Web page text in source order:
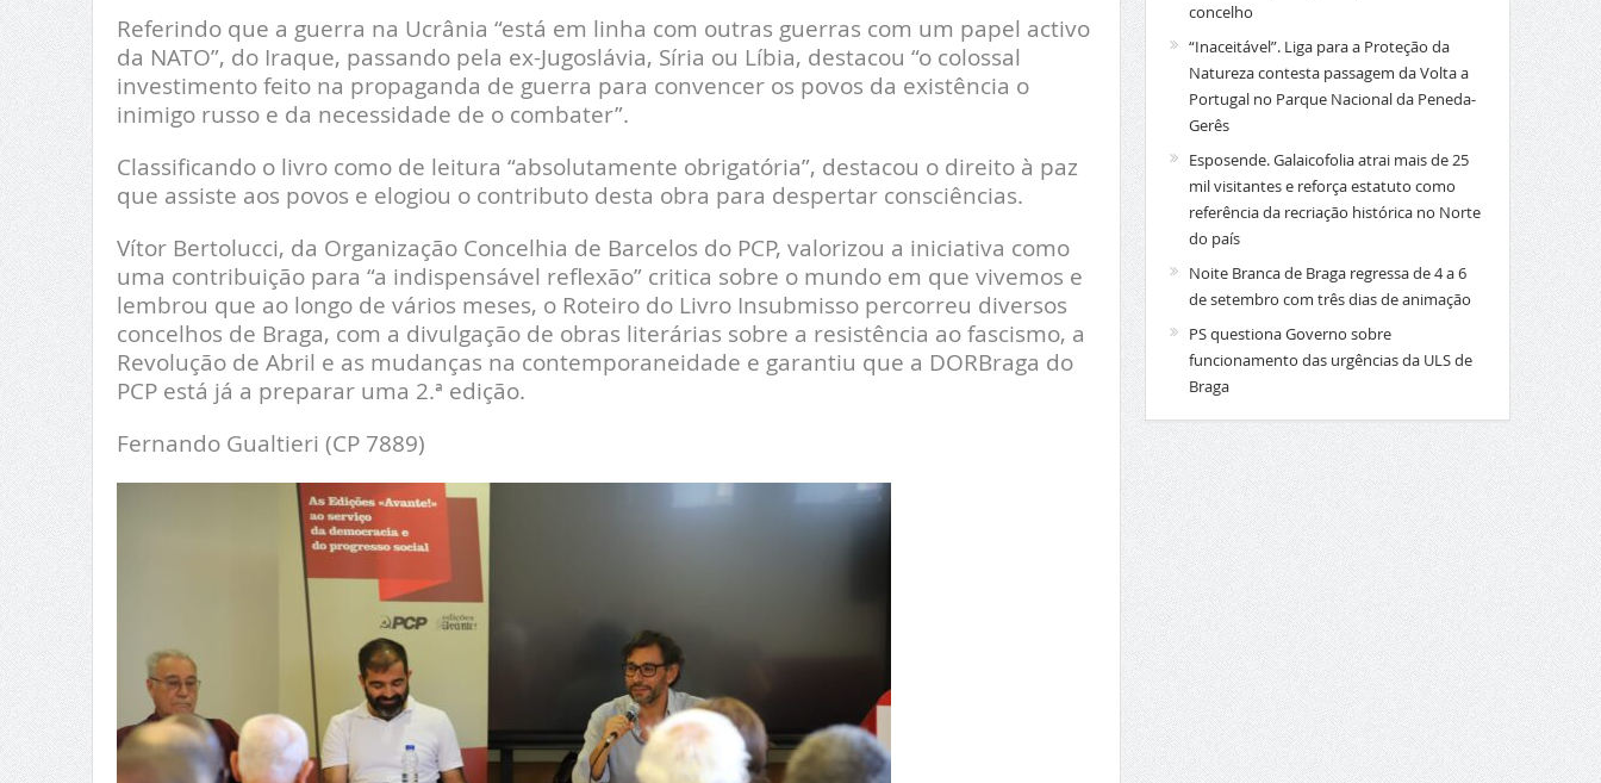
Referindo que a guerra na Ucrânia “está em linha com outras guerras com um papel activo
da NATO”, do Iraque, passando pela ex-Jugoslávia, Síria ou Líbia, destacou “o colossal
investimento feito na propaganda de guerra para convencer os povos da existência o
inimigo russo e da necessidade de o combater”.
Classificando o livro como de leitura “absolutamente obrigatória”, destacou o direito à paz
que assiste aos povos e elogiou o contributo desta obra para despertar consciências.
Vítor Bertolucci, da Organização Concelhia de Barcelos do PCP, valorizou a iniciativa como
uma contribuição para “a indispensável reflexão” critica sobre o mundo em que vivemos e
lembrou que ao longo de vários meses, o Roteiro do Livro Insubmisso percorreu diversos
concelhos de Braga, com a divulgação de obras literárias sobre a resistência ao fascismo, a
Revolução de Abril e as mudanças na contemporaneidade e garantiu que a DORBraga do
PCP está já a preparar uma 2.ª edição.
Fernando Gualtieri (CP 7889)
concelho
“Inaceitável”. Liga para a Proteção da
Natureza contesta passagem da Volta a
Portugal no Parque Nacional da Peneda-
Gerês
Esposende. Galaicofolia atrai mais de 25
mil visitantes e reforça estatuto como
referência da recriação histórica no Norte
do país
Noite Branca de Braga regressa de 4 a 6
de setembro com três dias de animação
PS questiona Governo sobre
funcionamento das urgências da ULS de
Braga